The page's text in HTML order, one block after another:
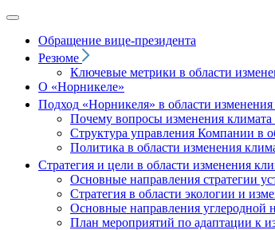
Обращение вице‑президента
Резюме
Ключевые метрики в области
О «Норникеле»
Подход «Норникеля» в области
Почему вопросы изменения
Структура управления Компании в
Политика в области изменения
Стратегия и цели в области изменения
Основные направления стратегии
Стратегия в области экологии и
Основные направления углеродной
План мероприятий по адаптации к